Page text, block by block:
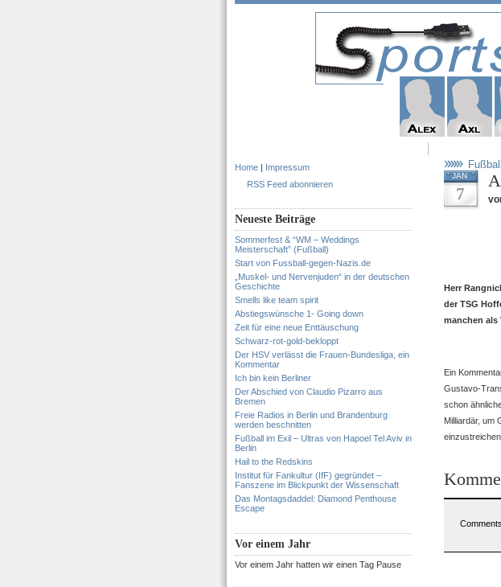
Home | Impressum
RSS Feed abonnieren
Neueste Beiträge
Sommerfest & “WM – Weddings
Meisterschaft” (Fußball)
Start von Fussball-gegen-Nazis.de
„Muskel- und Nervenjuden“ in der deutschen
Geschichte
Smells like team spirit
Abstiegswünsche 1- Going down
Zeit für eine neue Enttäuschung
Schwarz-rot-gold-bekloppt
Der HSV verlässt die Frauen-Bundesliga, ein
Kommentar
Ich bin kein Berliner
Der Abschied von Claudio Pizarro aus
Bremen
Freie Radios in Berlin und Brandenburg
werden beschnitten
Fußball im Exil – Ultras von Hapoel Tel Aviv in
Berlin
Hail to the Redskins
Institut für Fankultur (IfF) gegründet –
Fanszene im Blickpunkt der Wissenschaft
Das Montagsdaddel: Diamond Penthouse
Escape
Vor einem Jahr
Vor einem Jahr hatten wir einen Tag Pause
Fußball
JAN
7
Herr
der TSG
manchen als
Ein
Gustavo-
schon
Milliardär, um